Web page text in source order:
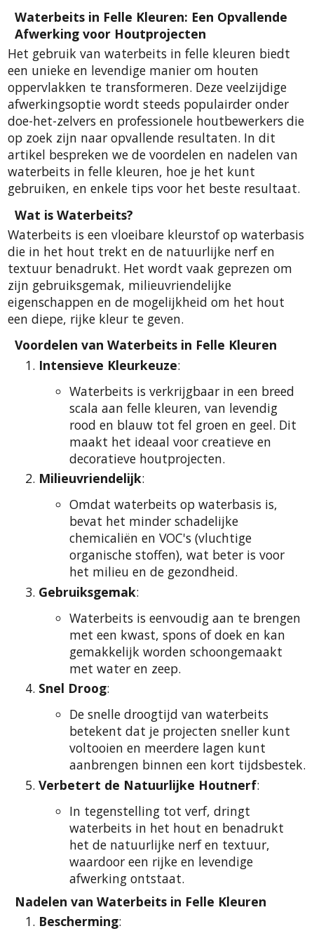
Waterbeits in Felle Kleuren: Een Opvallende
Afwerking voor Houtprojecten
Het gebruik van waterbeits in felle kleuren biedt
een unieke en levendige manier om houten
oppervlakken te transformeren. Deze veelzijdige
afwerkingsoptie wordt steeds populairder onder
doe-het-zelvers en professionele houtbewerkers die
op zoek zijn naar opvallende resultaten. In dit
artikel bespreken we de voordelen en nadelen van
waterbeits in felle kleuren, hoe je het kunt
gebruiken, en enkele tips voor het beste resultaat.
Wat is Waterbeits?
Waterbeits is een vloeibare kleurstof op waterbasis
die in het hout trekt en de natuurlijke nerf en
textuur benadrukt. Het wordt vaak geprezen om
zijn gebruiksgemak, milieuvriendelijke
eigenschappen en de mogelijkheid om het hout
een diepe, rijke kleur te geven.
Voordelen van Waterbeits in Felle Kleuren
Intensieve Kleurkeuze:
Waterbeits is verkrijgbaar in een breed
scala aan felle kleuren, van levendig
rood en blauw tot fel groen en geel. Dit
maakt het ideaal voor creatieve en
decoratieve houtprojecten.
Milieuvriendelijk:
Omdat waterbeits op waterbasis is,
bevat het minder schadelijke
chemicaliën en VOC's (vluchtige
organische stoffen), wat beter is voor
het milieu en de gezondheid.
Gebruiksgemak:
Waterbeits is eenvoudig aan te brengen
met een kwast, spons of doek en kan
gemakkelijk worden schoongemaakt
met water en zeep.
Snel Droog:
De snelle droogtijd van waterbeits
betekent dat je projecten sneller kunt
voltooien en meerdere lagen kunt
aanbrengen binnen een kort tijdsbestek.
Verbetert de Natuurlijke Houtnerf:
In tegenstelling tot verf, dringt
waterbeits in het hout en benadrukt
het de natuurlijke nerf en textuur,
waardoor een rijke en levendige
afwerking ontstaat.
Nadelen van Waterbeits in Felle Kleuren
Bescherming: